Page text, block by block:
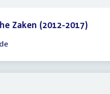
Zaken (2012-2017)